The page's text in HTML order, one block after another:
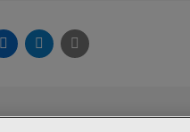
LinkedinTwitter E-mail